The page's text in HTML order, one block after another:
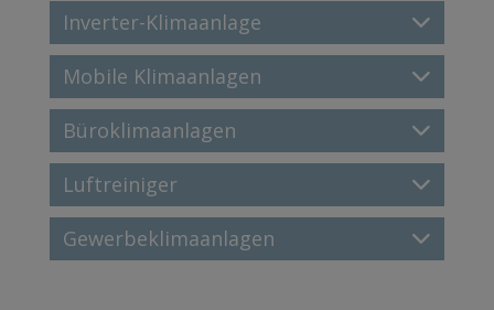
Inverter-Klimaanlage
Mobile Klimaanlagen
Büroklimaanlagen
Luftreiniger
Gewerbeklimaanlagen